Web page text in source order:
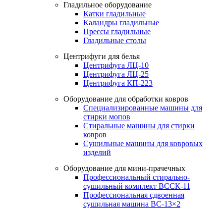
Гладильное оборудование
Катки гладильные
Каландры гладильные
Прессы гладильные
Гладильные столы
Центрифуги для белья
Центрифуга ЛЦ-10
Центрифуга ЛЦ-25
Центрифуга КП-223
Оборудование для обработки ковров
Специализированные машины для
стирки мопов
Стиральные машины для стирки
ковров
Сушильные машины для ковровых
изделий
Оборудование для мини-прачечных
Профессиональный стирально-
сушильный комплект ВССК-11
Профессиональная сдвоенная
сушильная машина ВС-13×2